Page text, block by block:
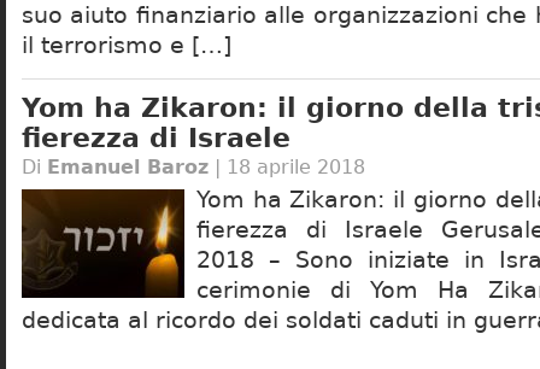
suo aiuto finanziario alle organizzazioni che
il terrorismo e […]
Yom ha Zikaron: il giorno della
fierezza di Israele
Di Emanuel Baroz | 18 aprile 2018
Yom ha Zikaron: il giorno
fierezza di Israele
2018 – Sono iniziate in
cerimonie di Yom Ha
dedicata al ricordo dei soldati caduti in